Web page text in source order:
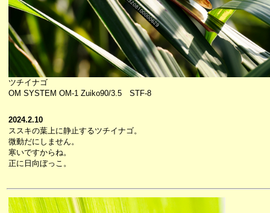
ツチイナゴ
OM SYSTEM OM-1 Zuiko90/3.5 STF-8
2024.2.10
ススキの葉上に静止するツチイナゴ。
微動だにしません。
寒いですからね。
正に日向ぼっこ。